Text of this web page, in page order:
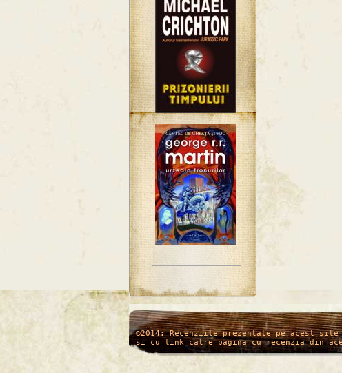
/* */
©2014: Recenziile prezentate pe acest
si cu link catre pagina cu recenzia din